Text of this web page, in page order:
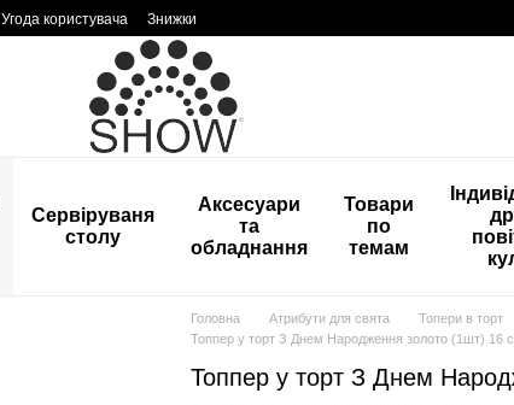
Угода користувача Знижки
Сервіруваня
столу
Аксесуари
та
обладнання
Товари
по
темам
Головна Атрибути для свята Топери в торт
Топпер у торт З Днем Народження золото (1шт) 16
Топпер у торт З Днем